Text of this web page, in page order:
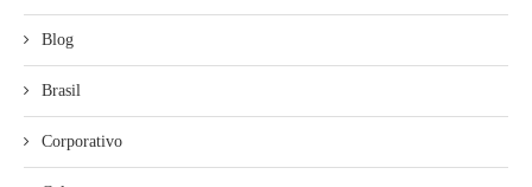
Blog
Brasil
Corporativo